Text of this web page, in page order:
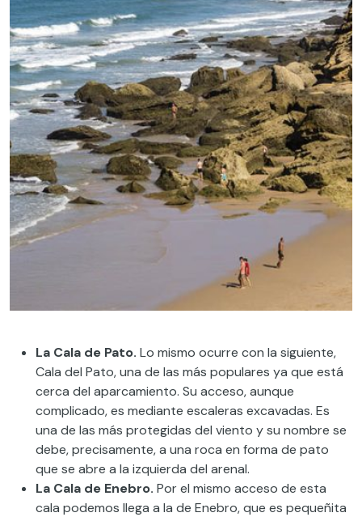
La Cala de Pato. Lo mismo ocurre con la siguiente,
Cala del Pato, una de las más populares ya que está
cerca del aparcamiento. Su acceso, aunque
complicado, es mediante escaleras excavadas. Es
una de las más protegidas del viento y su nombre se
debe, precisamente, a una roca en forma de pato
que se abre a la izquierda del arenal.
La Cala de Enebro. Por el mismo acceso de esta
cala podemos llega a la de Enebro, que es pequeñita